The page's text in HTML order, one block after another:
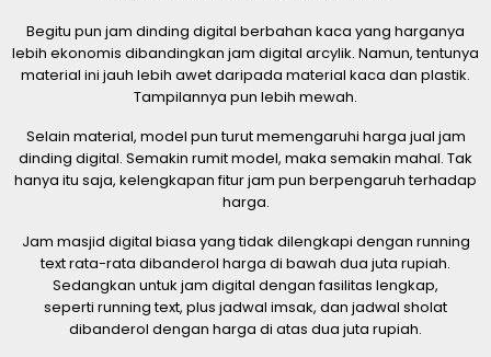
Begitu pun jam dinding digital berbahan kaca yang harganya
lebih ekonomis dibandingkan jam digital arcylik. Namun, tentunya
material ini jauh lebih awet daripada material kaca dan plastik.
Tampilannya pun lebih mewah.
Selain material, model pun turut memengaruhi harga jual jam
dinding digital. Semakin rumit model, maka semakin mahal. Tak
hanya itu saja, kelengkapan fitur jam pun berpengaruh terhadap
harga.
Jam masjid digital biasa yang tidak dilengkapi dengan running
text rata-rata dibanderol harga di bawah dua juta rupiah.
Sedangkan untuk jam digital dengan fasilitas lengkap,
seperti running text, plus jadwal imsak, dan jadwal sholat
dibanderol dengan harga di atas dua juta rupiah.